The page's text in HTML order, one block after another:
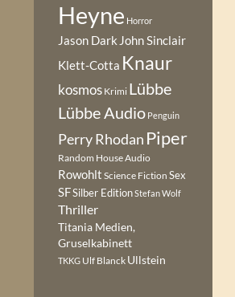
Heyne Horror
Jason Dark John Sinclair
Klett-Cotta Knaur
kosmos Krimi Lübbe
Lübbe Audio Penguin
Perry Rhodan Piper
Random House Audio
Rowohlt Science Fiction Sex
SFSilber EditionStefan Wolf
Thriller
Titania Medien,
Gruselkabinett
TKKG Ulf Blanck Ullstein